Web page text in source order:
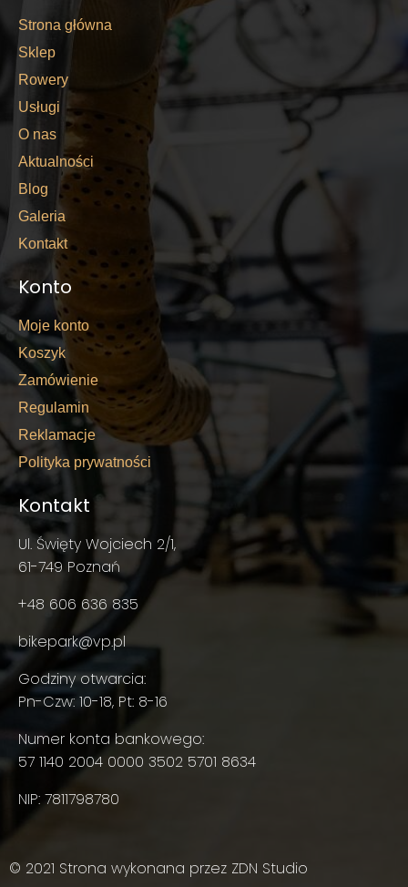
Strona główna
Sklep
Rowery
Usługi
O nas
Aktualności
Blog
Galeria
Kontakt
Konto
Moje konto
Koszyk
Zamówienie
Regulamin
Reklamacje
Polityka prywatności
Kontakt
Ul. Święty Wojciech 2/1,
61-749 Poznań
+48 606 636 835
bikepark@vp.pl
Godziny otwarcia:
Pn-Czw: 10-18, Pt: 8-16
Numer konta bankowego:
57 1140 2004 0000 3502 5701 8634
NIP: 7811798780
© 2021 Strona wykonana przez ZDN Studio